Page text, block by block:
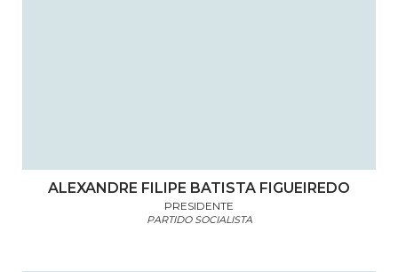
ALEXANDRE FILIPE BATISTA FIGUEIREDO
PRESIDENTE
PARTIDO SOCIALISTA